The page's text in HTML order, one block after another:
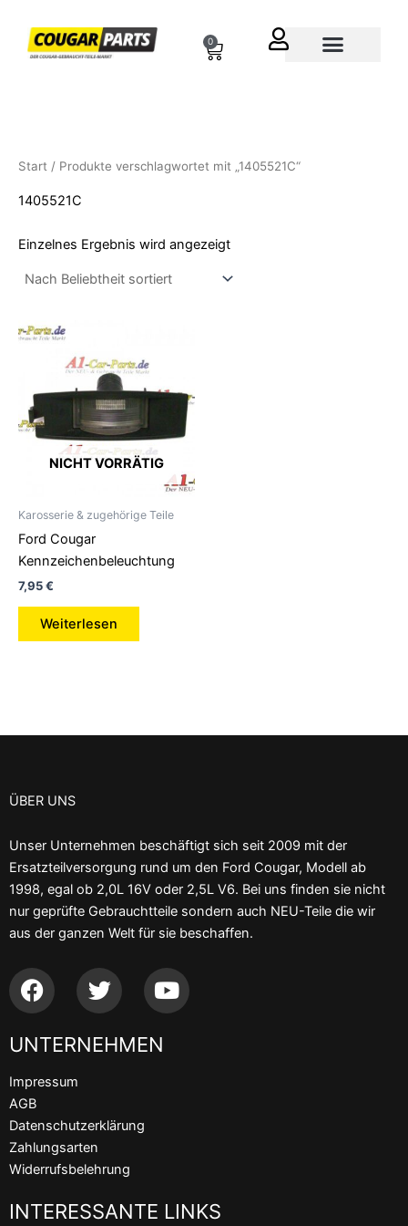
Inhalt
springen
0
Cart
Start / Produkte verschlagwortet mit „1405521C“
1405521C
Einzelnes Ergebnis wird angezeigt
NICHT VORRÄTIG
Karosserie & zugehörige Teile
Ford Cougar
Kennzeichenbeleuchtung
7,95€
Weiterlesen
ÜBER UNS
Unser Unternehmen beschäftigt sich seit 2009 mit der
Ersatzteilversorgung rund um den Ford Cougar, Modell ab
1998, egal ob 2,0L 16V oder 2,5L V6. Bei uns finden sie nicht
nur geprüfte Gebrauchtteile sondern auch NEU-Teile die wir
aus der ganzen Welt für sie beschaffen.
F
a
e
o
o
k
T
w
t
r
Y
o
UNTERNEHMEN
Impressum
AGB
Datenschutzerklärung
Zahlungsarten
Widerrufsbelehrung
INTERESSANTE LINKS